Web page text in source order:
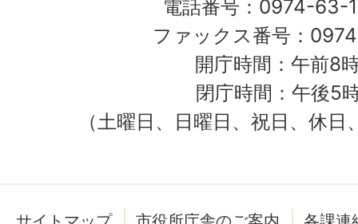
電話番号：0974-63-
ファックス番号：
開庁時間：午前8
閉庁時間：午後5
（土曜日、日曜日、祝日、休